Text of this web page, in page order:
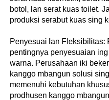
botol, lan serat kuas toilet.
produksi serabut kuas sing
Penyesuai lan Fleksibilitas:
pentingnya penyesuaian
warna. Perusahaan iki
kanggo mbangun solusi
memenuhi kebutuhan
prodhusen kanggo